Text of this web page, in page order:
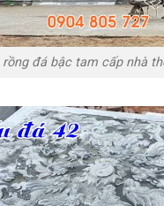
rồng đá bậc tam cấp nhà